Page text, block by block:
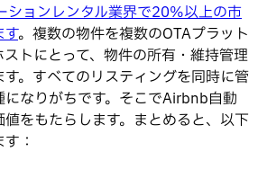
ョンレンタル業界で20%以上の市
。複数の物件を複数のOTAプラット
トにとって、物件の所有・維持管理
。すべてのリスティングを同時に管
なりがちです。そこでAirbnb自動
をもたらします。まとめると、以下
：